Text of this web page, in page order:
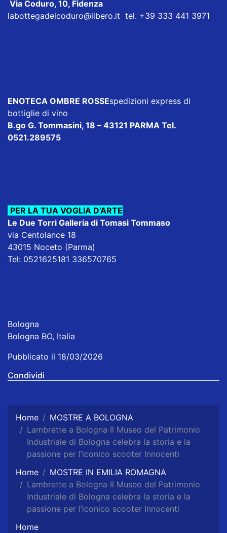
Via Coduro, 10, Fidenza
labottegadelcoduro@libero.it tel. +39 333 441 3971
ENOTECA OMBRE ROSSEspedizioni express di
bottiglie di vino
B.go G. Tommasini, 18 – 43121 PARMA Tel.
0521.289575
PER LA TUA VOGLIA D’ARTE
Le Due Torri Galleria di Tomasi Tommaso
via Centolance 18
43015 Noceto (Parma)
Tel: 0521625181 336570765
Bologna
Bologna BO, Italia
Pubblicato il 18/03/2026
Condividi
Home
MOSTRE A BOLOGNA
Lambrette a Bologna Il Museo del Patrimonio
Industriale di Bologna celebra la storia e la
passione per l’iconico scooter Innocenti
Home
MOSTRE IN EMILIA ROMAGNA
Lambrette a Bologna Il Museo del Patrimonio
Industriale di Bologna celebra la storia e la
passione per l’iconico scooter Innocenti
Home